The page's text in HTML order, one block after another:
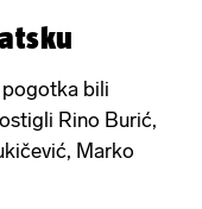
pogotka bili
Rino Burić,
Marko